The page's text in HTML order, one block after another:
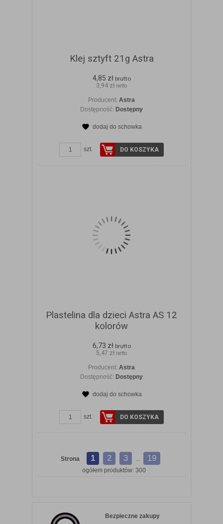
Klej sztyft 21g Astra
4,85 zł brutto
3,94 zł netto
Producent: Astra
Dostępność: Dostępny
dodaj do schowka
szt. DO KOSZYKA
Plastelina dla dzieci Astra AS 12
kolorów
6,73 zł brutto
5,47 zł netto
Producent: Astra
Dostępność: Dostępny
dodaj do schowka
szt. DO KOSZYKA
Strona 1 2 3 ... 19
ogółem produktów: 300
Bezpieczne zakupy